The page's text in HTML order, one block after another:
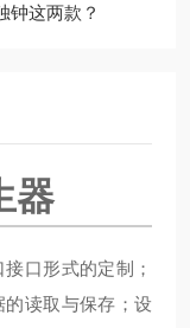
钟这两款？
器
口形式的定制；
读取与保存；设